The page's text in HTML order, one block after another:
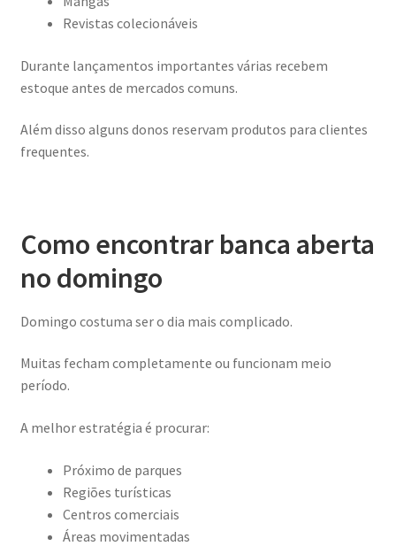
Revistas colecionáveis
Durante lançamentos importantes várias recebem
estoque antes de mercados comuns.
Além disso alguns donos reservam produtos para clientes
frequentes.
Como encontrar banca aberta
no domingo
Domingo costuma ser o dia mais complicado.
Muitas fecham completamente ou funcionam meio
período.
A melhor estratégia é procurar:
Próximo de parques
Regiões turísticas
Centros comerciais
Áreas movimentadas